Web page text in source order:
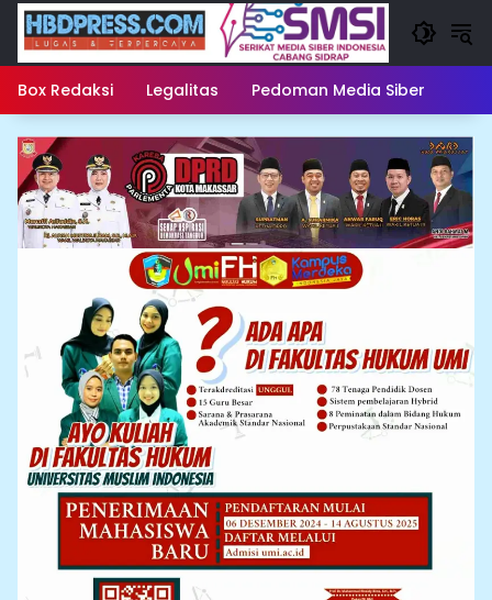
Langsung
konten
Box Redaksi Legalitas Pedoman Media Siber